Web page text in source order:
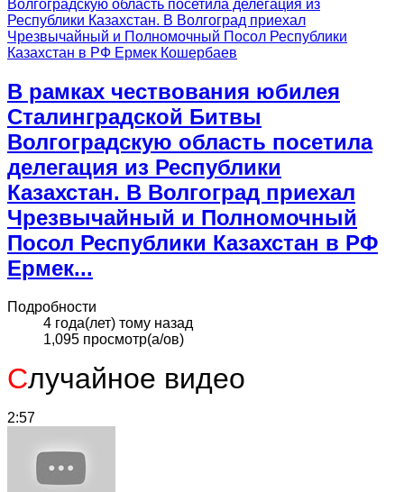
В рамках чествования юбилея
Сталинградской Битвы
Волгоградскую область посетила
делегация из Республики
Казахстан. В Волгоград приехал
Чрезвычайный и Полномочный
Посол Республики Казахстан в РФ
Ермек...
Подробности
4 года(лет) тому назад
1,095 просмотр(а/ов)
Случайное видео
2:57